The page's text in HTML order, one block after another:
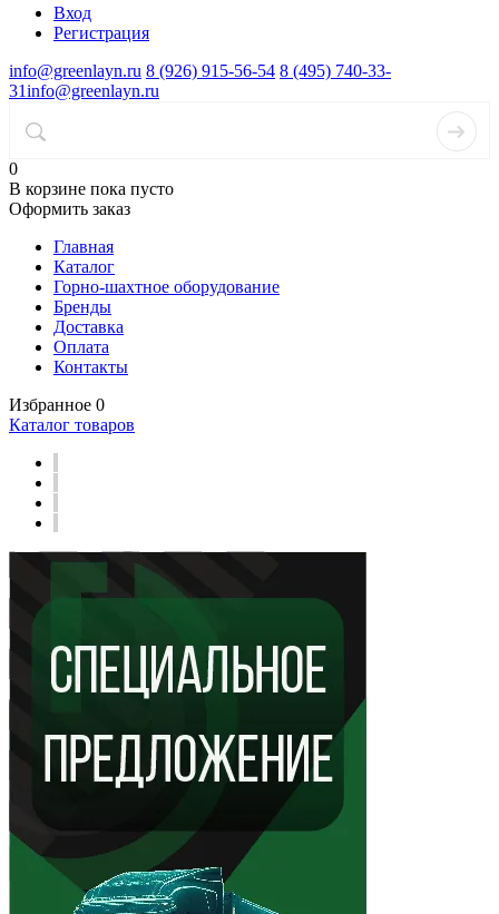
Вход
Регистрация
info@greenlayn.ru 8 (926) 915-56-54 8 (495) 740-33-
31info@greenlayn.ru
0
В корзине пока пусто
Оформить заказ
Главная
Каталог
Горно-шахтное оборудование
Бренды
Доставка
Оплата
Контакты
Избранное 0
Каталог товаров